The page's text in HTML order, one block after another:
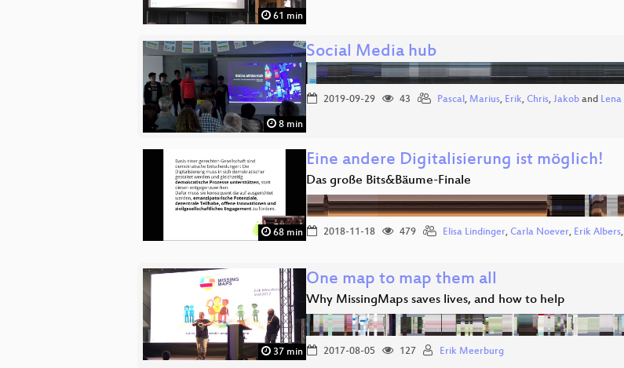
61 min
8 min
Social Media hub
2019-09-29 43 Pascal, Marius, Erik, Chris, Jakob and Lena
68 min
Eine andere Digitalisierung ist möglich!
Das große Bits&Bäume-Finale
2018-11-18 479 Elisa Lindinger, Carla Noever, Erik Albers,
37 min
One map to map them all
Why MissingMaps saves lives, and how to help
2017-08-05 127 Erik Meerburg